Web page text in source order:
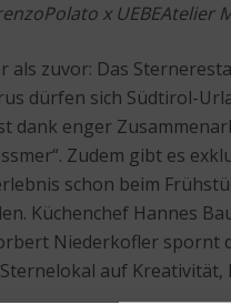
x UEBEAtelier
zuvor: Das
dürfen sich Südtirol-
enger
Zudem gibt es
schon beim
Küchenchef Hannes
Niederkofler
auf